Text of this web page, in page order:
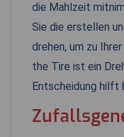
die Mahlzeit
Sie die erstellen
drehen, um zu
the Tire ist ein
Entscheidung hilft